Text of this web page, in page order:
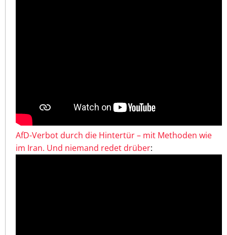
AfD-Verbot durch die Hintertür – mit Methoden wie
im Iran. Und niemand redet drüber: